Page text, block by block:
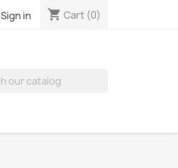
Sign in shopping_cart Cart (0)